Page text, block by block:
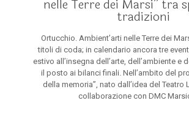
nelle Terre dei Marsi” tra
tradizioni
Ortucchio. Ambient’arti nelle Terre dei
titoli di coda; in calendario ancora tre
estivo all’insegna dell’arte, dell’ambiente e
il posto ai bilanci finali. Nell’ambito del
della memoria”, nato dall’idea del Teatro
collaborazione con DMC